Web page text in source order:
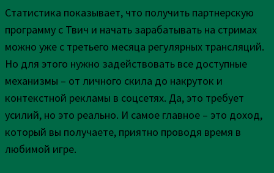
Статистика показывает, что получить партнерскую
программу с Твич и начать зарабатывать на стримах
можно уже с третьего месяца регулярных трансляций.
Но для этого нужно задействовать все доступные
механизмы – от личного скила до накруток и
контекстной рекламы в соцсетях. Да, это требует
усилий, но это реально. И самое главное – это доход,
который вы получаете, приятно проводя время в
любимой игре.